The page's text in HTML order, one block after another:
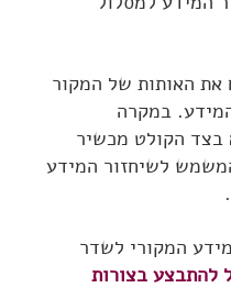
את האותות של המקור
במקרה
בצד הקולט מכשיר
לשיחזור המידע
המקורי לשדר
להתבצע בצורות